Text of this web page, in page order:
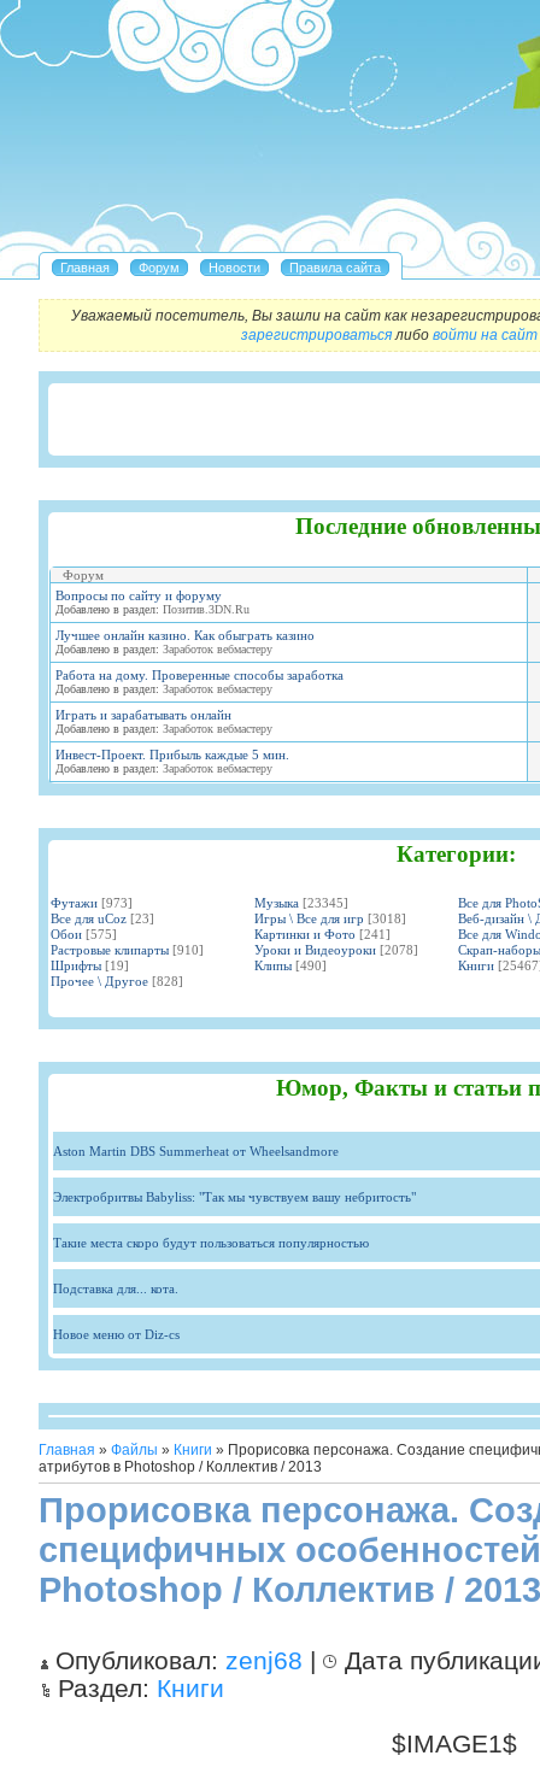
Уважаемый посетитель, Вы зашли на сайт как
зарегистрироватьсялибо войти на сайт
Последние
Форум
Вопросы по сайту и форуму
Добавлено в раздел: Позитив.3DN.Ru
Лучшее онлайн казино. Как обыграть казино
Добавлено в раздел: Заработок вебмастеру
Работа на дому. Проверенные способы заработка
Добавлено в раздел: Заработок вебмастеру
Играть и зарабатывать онлайн
Добавлено в раздел: Заработок вебмастеру
Инвест-Проект. Прибыль каждые 5 мин.
Добавлено в раздел: Заработок вебмастеру
Категории:
Футажи [973] Музыка [23345]
Все для
Все для uCoz [23] Игры \ Все для игр [3018]
Веб-дизайн \
Обои [575] Картинки и Фото [241]
Все для
Растровые клипарты [910] Уроки и Видеоуроки [2078]
Скрап-наборы
Шрифты [19] Клипы [490] Книги
Прочее \ Другое [828]
Юмор, Факты и статьи
Aston Martin DBS Summerheat от Wheelsandmore
Электробритвы Babyliss: "Так мы чувствуем вашу небритость"
Такие места скоро будут пользоваться популярностью
Подставка для... кота.
Новое меню от Diz-cs
Главная » Файлы » Книги » Прорисовка персонажа. Создание
атрибутов в Photoshop / Коллектив / 2013
Прорисовка персонажа.
специфичных
Photoshop / Коллектив / 2013
Опубликовал: zenj68 |
Дата
Раздел: Книги
$IMAGE1$